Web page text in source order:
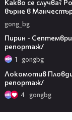
Какво се случва?
върне в
gong_bg
Пирин -
репортаж/
1 gongbg
Локомотив
репортаж/
4 gongbg